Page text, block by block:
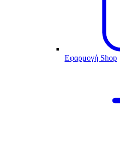
Εφαρμογή Shop